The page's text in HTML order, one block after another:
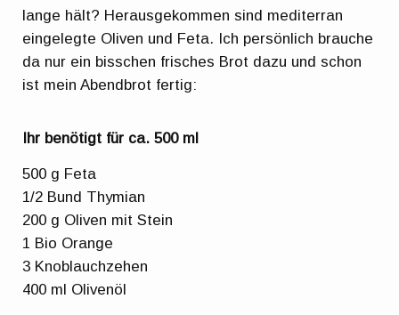
lange hält? Herausgekommen sind mediterran
eingelegte Oliven und Feta. Ich persönlich brauche
da nur ein bisschen frisches Brot dazu und schon
ist mein Abendbrot fertig:
Ihr benötigt für ca. 500 ml
500 g Feta
1/2 Bund Thymian
200 g Oliven mit Stein
1 Bio Orange
3 Knoblauchzehen
400 ml Olivenöl